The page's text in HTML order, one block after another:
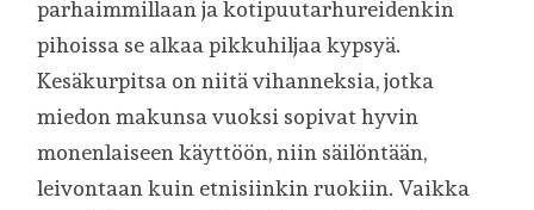
parhaimmillaan ja kotipuutarhureidenkin
pihoissa se alkaa pikkuhiljaa kypsyä.
Kesäkurpitsa on niitä vihanneksia, jotka
miedon makunsa vuoksi sopivat hyvin
monenlaiseen käyttöön, niin säilöntään,
leivontaan kuin etnisiinkin ruokiin. Vaikka